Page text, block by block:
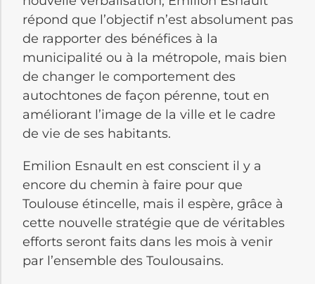
répond que l’objectif n’est absolument pas
de rapporter des bénéfices à la
municipalité ou à la métropole, mais bien
de changer le comportement des
autochtones de façon pérenne, tout en
améliorant l’image de la ville et le cadre
de vie de ses habitants.
Emilion Esnault en est conscient il y a
encore du chemin à faire pour que
Toulouse étincelle, mais il espère, grâce à
cette nouvelle stratégie que de véritables
efforts seront faits dans les mois à venir
par l’ensemble des Toulousains.